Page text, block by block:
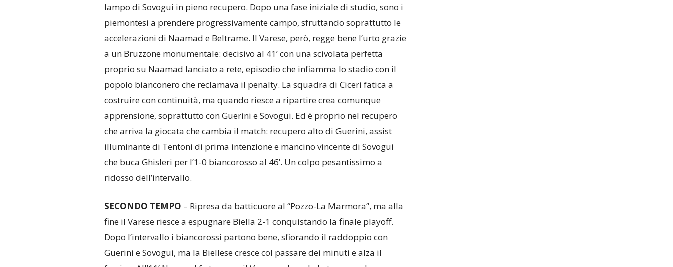
lampo di Sovogui in pieno recupero. Dopo una fase iniziale di studio, sono i
piemontesi a prendere progressivamente campo, sfruttando soprattutto le
accelerazioni di Naamad e Beltrame. Il Varese, però, regge bene l’urto grazie
a un Bruzzone monumentale: decisivo al 41’ con una scivolata perfetta
proprio su Naamad lanciato a rete, episodio che infiamma lo stadio con il
popolo bianconero che reclamava il penalty. La squadra di Ciceri fatica a
costruire con continuità, ma quando riesce a ripartire crea comunque
apprensione, soprattutto con Guerini e Sovogui. Ed è proprio nel recupero
che arriva la giocata che cambia il match: recupero alto di Guerini, assist
illuminante di Tentoni di prima intenzione e mancino vincente di Sovogui
che buca Ghisleri per l’1-0 biancorosso al 46’. Un colpo pesantissimo a
ridosso dell’intervallo.
SECONDO TEMPO – Ripresa da batticuore al “Pozzo-La Marmora”, ma alla
fine il Varese riesce a espugnare Biella 2-1 conquistando la finale playoff.
Dopo l’intervallo i biancorossi partono bene, sfiorando il raddoppio con
Guerini e Sovogui, ma la Biellese cresce col passare dei minuti e alza il